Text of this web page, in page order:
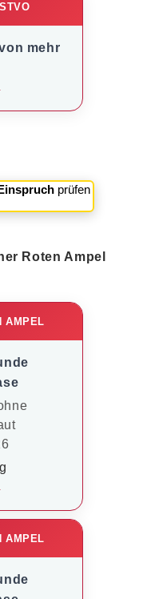
mehr
prüfen
Roten Ampel
AMPEL
AMPEL